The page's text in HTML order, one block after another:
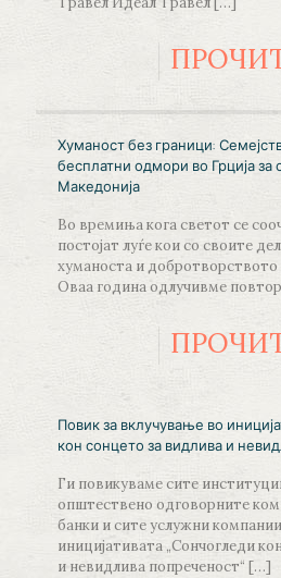
Хуманост без граници:
бесплатни одмори во Грција за
Македонија
Во времиња кога светот се
постојат луѓе кои со своите
хуманоста и добротворството
Оваа година одлучивме
Повик за вклучување во
кон сонцето за видлива и
Ги повикуваме сите
општествено одговорните
банки и сите услужни
иницијативата „Сончогледи
и невидлива попреченост“ […]